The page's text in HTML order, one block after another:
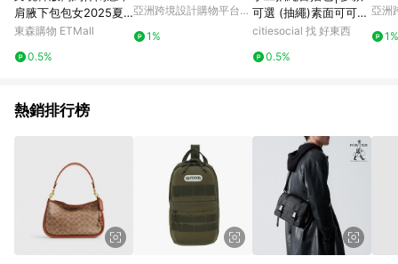
肩腋下包包女2025夏
季新款大容量通勤托特
東森購物 ETMall
0.5%
- Orange
亞洲跨境設計購物平台
1%
可選 (抽繩)素面可可牛
奶
citiesocial 找 好東西
0.5%
亞洲
1%
熱銷排行榜